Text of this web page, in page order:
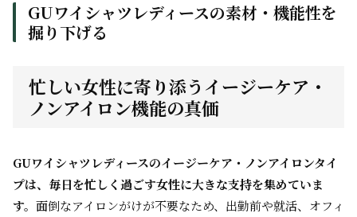
GUワイシャツレディースの素材・機能性を
掘り下げる
忙しい女性に寄り添うイージーケア・
ノンアイロン機能の真価
GUワイシャツレディースのイージーケア・ノンアイロンタイ
プは、毎日を忙しく過ごす女性に大きな支持を集めていま
す。 面倒なアイロンがけが不要なため、出勤前や就活、オフィ